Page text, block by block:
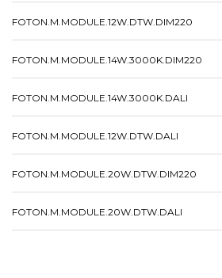
FOTON.​M.​MODULE.12W.DTW.DIM220
FOTON.​M.​MODULE.14W.3000K.DIM220
FOTON.​M.​MODULE.14W.3000K.DALI
FOTON.​M.​MODULE.12W.DTW.DALI
FOTON.​M.​MODULE.20W.DTW.DIM220
FOTON.​M.​MODULE.20W.DTW.DALI